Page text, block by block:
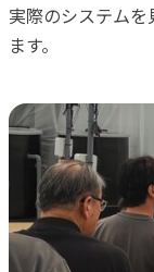
実際のシステム
ます。